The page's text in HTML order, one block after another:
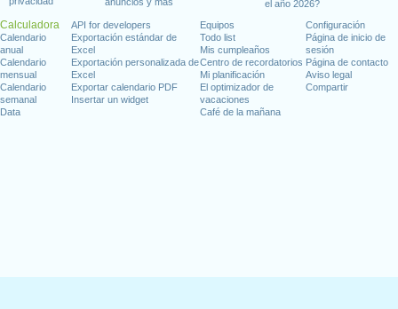
el año 2026?
Calculadora
Calendario
anual
Calendario
mensual
Calendario
semanal
Data
API for developers
Exportación estándar de
Excel
Exportación personalizada de
Excel
Exportar calendario PDF
Insertar un widget
Equipos
Todo list
Mis cumpleaños
Centro de recordatorios
Mi planificación
El optimizador de
vacaciones
Café de la mañana
Configuración
Página de inicio de
sesión
Página de contacto
Aviso legal
Compartir